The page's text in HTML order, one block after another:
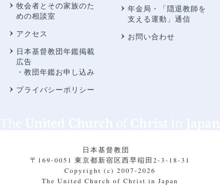
牧会者とその家族のた
めの相談室
アクセス
日本基督教団年鑑掲載
広告
・教団年鑑お申し込み
プライバシーポリシー
年金局・
「隠退教師を
支える運動」通信
お問い合わせ
日本基督教団
〒169-0051 東京都新宿区西早稲田2-3-18-31
Copyright (c) 2007-2026
The United Church of Christ in Japan